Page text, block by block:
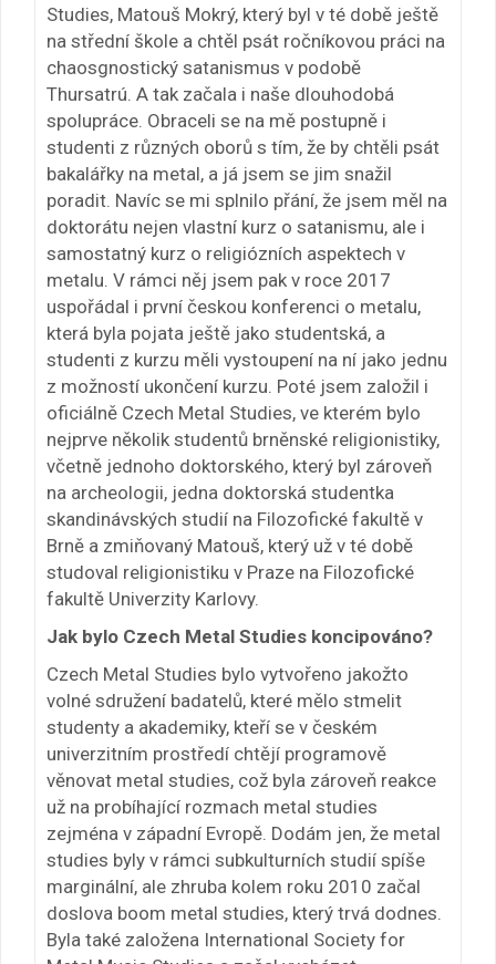
Studies, Matouš Mokrý, který byl v té době ještě
na střední škole a chtěl psát ročníkovou práci na
chaosgnostický satanismus v podobě
Thursatrú. A tak začala i naše dlouhodobá
spolupráce. Obraceli se na mě postupně i
studenti z různých oborů s tím, že by chtěli psát
bakalářky na metal, a já jsem se jim snažil
poradit. Navíc se mi splnilo přání, že jsem měl na
doktorátu nejen vlastní kurz o satanismu, ale i
samostatný kurz o religiózních aspektech v
metalu. V rámci něj jsem pak v roce 2017
uspořádal i první českou konferenci o metalu,
která byla pojata ještě jako studentská, a
studenti z kurzu měli vystoupení na ní jako jednu
z možností ukončení kurzu. Poté jsem založil i
oficiálně Czech Metal Studies, ve kterém bylo
nejprve několik studentů brněnské religionistiky,
včetně jednoho doktorského, který byl zároveň
na archeologii, jedna doktorská studentka
skandinávských studií na Filozofické fakultě v
Brně a zmiňovaný Matouš, který už v té době
studoval religionistiku v Praze na Filozofické
fakultě Univerzity Karlovy.
Jak bylo Czech Metal Studies koncipováno?
Czech Metal Studies bylo vytvořeno jakožto
volné sdružení badatelů, které mělo stmelit
studenty a akademiky, kteří se v českém
univerzitním prostředí chtějí programově
věnovat metal studies, což byla zároveň reakce
už na probíhající rozmach metal studies
zejména v západní Evropě. Dodám jen, že metal
studies byly v rámci subkulturních studií spíše
marginální, ale zhruba kolem roku 2010 začal
doslova boom metal studies, který trvá dodnes.
Byla také založena International Society for